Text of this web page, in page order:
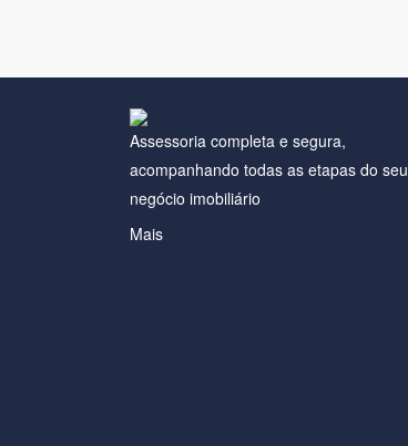
Assessoria completa e segura,
acompanhando todas as etapas do seu
negócio imobiliário
Mais